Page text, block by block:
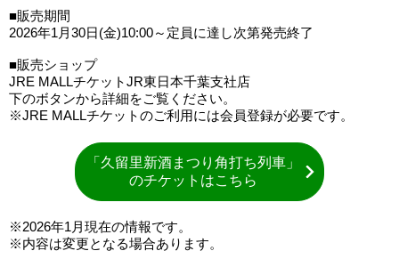
■販売期間
2026年1月30日(金)10:00～定員に達し次第発売終了
■販売ショップ
JRE MALLチケットJR東日本千葉支社店
下のボタンから詳細をご覧ください。
※JRE MALLチケットのご利用には会員登録が必要です。
「久留里新酒まつり角打ち列車」
のチケットはこちら
※2026年1月現在の情報です。
※内容は変更となる場合あります。